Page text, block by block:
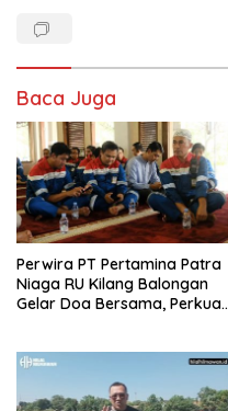
Baca Juga
Perwira PT Pertamina Patra
Niaga RU Kilang Balongan
Gelar Doa Bersama, Perkuat